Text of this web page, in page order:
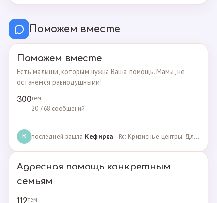
Поможем вместе
Поможем вместе
Есть малыши, которым нужна Ваша помощь. Мамы, не
останемся равнодушными!
300тем
20 768 сообщений
К последней зашла Кефирка · Re: Кризисные центры. Для женщин, попавших в трудн… · 06.03.2022
Адресная помощь конкретным
семьям
112тем